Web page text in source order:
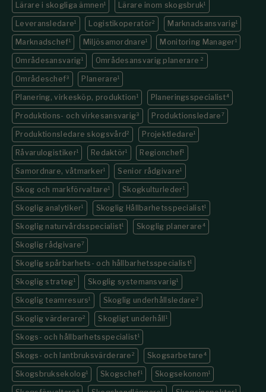
Lärare i skogliga ämnen1 Lärare inom skogsbruk1
Leveransledare1 Logistikoperatör2 Marknadsansvarig1
Marknadschef1 Miljösamordnare1 Monitoring Manager1
Områdesansvarig1 Områdesansvarig planerare2
Områdeschef3 Planerare1
Planering, virkesköp, produktion 1 Planeringsspecialist4
Produktions- och virkesansvarig3 Produktionsledare 7
Produktionsledare skogsvård2 Projektledare1
Råvarulogistiker1 Redaktör1 Regionchef1
Samordnare, våtmarker1 Senior rådgivare1
Skog och markförvaltare1 Skogkulturleder1
Skoglig analytiker1 Skoglig Hållbarhetsspecialist1
Skoglig naturvårdsspecialist1 Skoglig planerare 4
Skoglig rådgivare7
Skoglig spårbarhets- och hållbarhetsspecialist1
Skoglig strateg1 Skoglig systemansvarig1
Skoglig teamresurs1 Skoglig underhållsledare 2
Skoglig värderare2 Skogligt underhåll 1
Skogs- och hållbarhetsspecialist1
Skogs- och lantbruksvärderare 2 Skogsarbetare 4
Skogsbruksekolog1 Skogschef1 Skogsekonom1
8 1 1